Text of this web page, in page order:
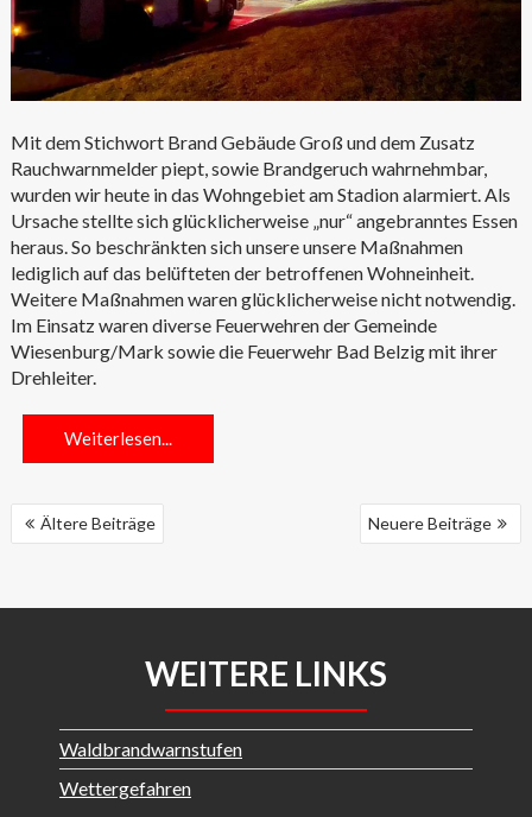
Mit dem Stichwort Brand Gebäude Groß und dem Zusatz
Rauchwarnmelder piept, sowie Brandgeruch wahrnehmbar,
wurden wir heute in das Wohngebiet am Stadion alarmiert. Als
Ursache stellte sich glücklicherweise „nur“ angebranntes Essen
heraus. So beschränkten sich unsere unsere Maßnahmen
lediglich auf das belüfteten der betroffenen Wohneinheit.
Weitere Maßnahmen waren glücklicherweise nicht notwendig.
Im Einsatz waren diverse Feuerwehren der Gemeinde
Wiesenburg/Mark sowie die Feuerwehr Bad Belzig mit ihrer
Drehleiter.
Weiterlesen...
BEITRAGSNAVIGATION
Ältere Beiträge Neuere Beiträge
WEITERE LINKS
Waldbrandwarnstufen
Wettergefahren